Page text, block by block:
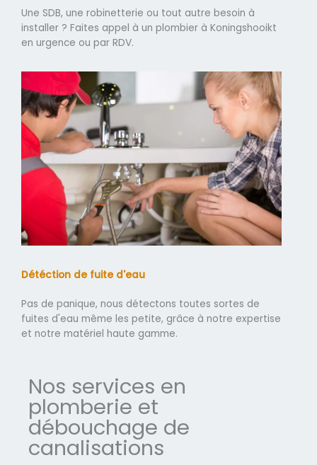
Une SDB, une robinetterie ou tout autre besoin à
installer ? Faites appel à un plombier à Koningshooikt
en urgence ou par RDV.
Détéction de fuite d'eau
Pas de panique, nous détectons toutes sortes de
fuites d'eau même les petite, grâce à notre expertise
et notre matériel haute gamme.
Nos services en
plomberie et
débouchage de
canalisations